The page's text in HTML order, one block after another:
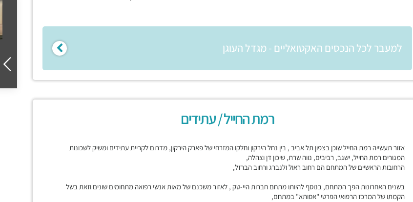
למעבר לכל הנכסים האקטואליים - מגדל העוגן
רמת החייל / עתידים
אזור תעשייה רמת החייל שוכן בצפון תל אביב , בין נחל הירקון וחלקו המזרחי של פארק הירקון, מדרום לקריית עתידים ומשיק לשכונות
המגורים רמת החייל, ישגב, רביבים, נווה שרת, שיכון דן וצהלה,
הרחובות הראשיים של המתחם הם רחוב ראול ולנברג ורחוב הברזל,
בשנים האחרונות הפך המתחם, בנוסף להיותו מתחם חברות היי-טק , לאזור משכנם של מאות אנשי רפואה מתחומים שונים וזאת בשל
הקמתו של המרכז הרפואי הפרטי "אסותא" במתחם,